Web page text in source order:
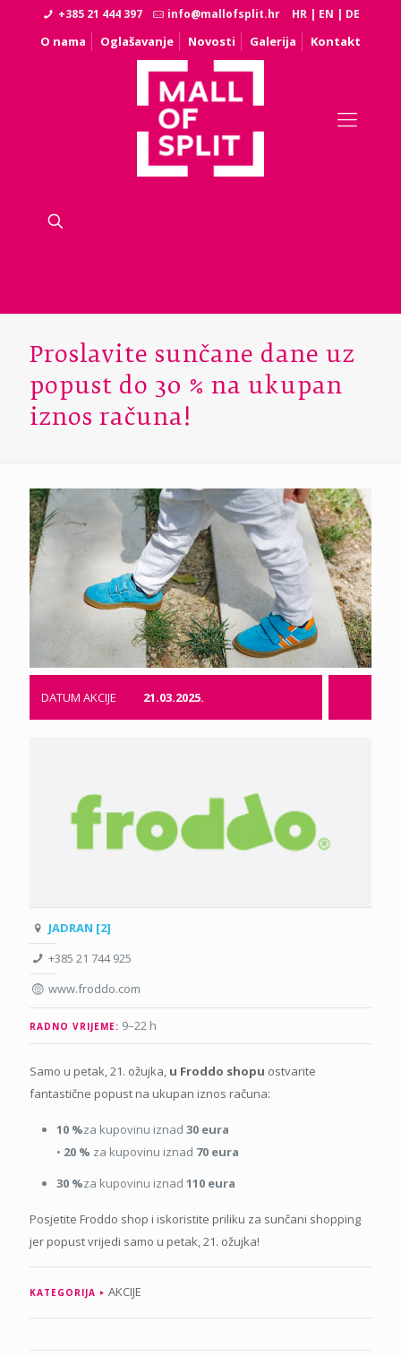
+385 21 444 397 info@mallofsplit.hr HR | EN | DE
O nama Oglašavanje Novosti Galerija Kontakt
Proslavite sunčane dane uz
popust do 30 % na ukupan
iznos računa!
DATUM AKCIJE 21.03.2025.
JADRAN [2]
+385 21 744 925
www.froddo.com
RADNO VRIJEME: 9–22 h
Samo u petak, 21. ožujka, u Froddo shopu ostvarite
fantastične popust na ukupan iznos računa:
10 %za kupovinu iznad 30 eura
• 20 % za kupovinu iznad 70 eura
30 %za kupovinu iznad 110 eura
Posjetite Froddo shop i iskoristite priliku za sunčani shopping
jer popust vrijedi samo u petak, 21. ožujka!
KATEGORIJA AKCIJE